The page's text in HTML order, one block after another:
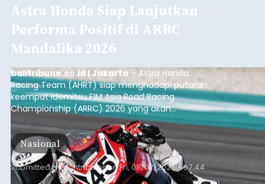
Astra Honda Siap Lanjutkan
Performa Positif di ARRC
Mandalika 2026
balitribune.co.id | Jakarta – Astra Honda
Racing Team (AHRT) siap menghadapi putaran
keempat Idemitsu FIM Asia Road Racing
Championship (ARRC) 2026 yang akan
berlangsung di Pertamina Mandalika
International Circuit, Lombok, Nusa Tenggara
Barat, pada 7–9 Agustus 2026.
Nasional
Submitted bycontributoronFri, 08/07/2026 - 07:44